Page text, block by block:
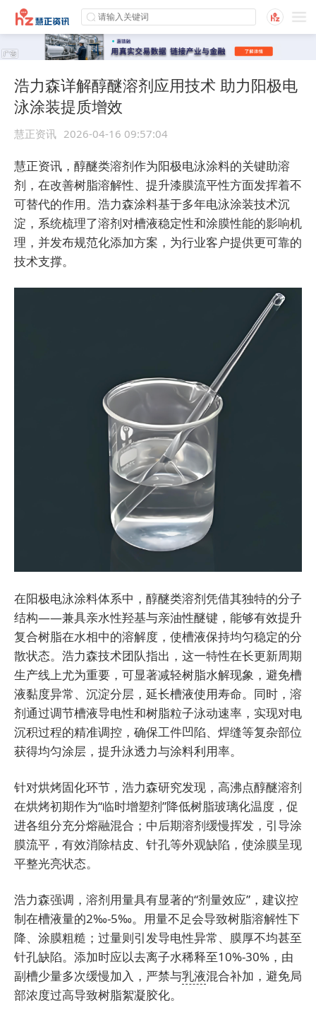
浩力森详解醇醚溶剂应用技术 助力阳极电
泳涂装提质增效
慧正资讯 2026-04-16 09:57:04
慧正资讯，醇醚类溶剂作为阳极电泳涂料的关键助溶
剂，在改善树脂溶解性、提升漆膜流平性方面发挥着不
可替代的作用。浩力森涂料基于多年电泳涂装技术沉
淀，系统梳理了溶剂对槽液稳定性和涂膜性能的影响机
理，并发布规范化添加方案，为行业客户提供更可靠的
技术支撑。
在阳极电泳涂料体系中，醇醚类溶剂凭借其独特的分子
结构——兼具亲水性羟基与亲油性醚键，能够有效提升
复合树脂在水相中的溶解度，使槽液保持均匀稳定的分
散状态。浩力森技术团队指出，这一特性在长更新周期
生产线上尤为重要，可显著减轻树脂水解现象，避免槽
液黏度异常、沉淀分层，延长槽液使用寿命。同时，溶
剂通过调节槽液导电性和树脂粒子泳动速率，实现对电
沉积过程的精准调控，确保工件凹陷、焊缝等复杂部位
获得均匀涂层，提升泳透力与涂料利用率。
针对烘烤固化环节，浩力森研究发现，高沸点醇醚溶剂
在烘烤初期作为“临时增塑剂”降低树脂玻璃化温度，促
进各组分充分熔融混合；中后期溶剂缓慢挥发，引导涂
膜流平，有效消除桔皮、针孔等外观缺陷，使涂膜呈现
平整光亮状态。
浩力森强调，溶剂用量具有显著的“剂量效应”，建议控
制在槽液量的2‰-5‰。用量不足会导致树脂溶解性下
降、涂膜粗糙；过量则引发导电性异常、膜厚不均甚至
针孔缺陷。添加时应以去离子水稀释至10%-30%，由
副槽少量多次缓慢加入，严禁与乳液混合补加，避免局
部浓度过高导致树脂絮凝胶化。